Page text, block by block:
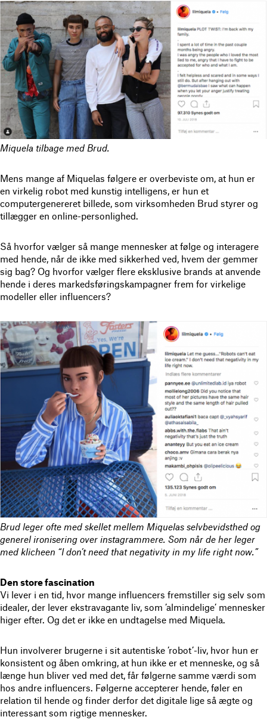
Miquela tilbage med Brud.
Mens mange af Miquelas følgere er overbeviste om, at hun er
en virkelig robot med kunstig intelligens, er hun et
computergenereret billede, som virksomheden Brud styrer og
tillægger en online-personlighed.
Så hvorfor vælger så mange mennesker at følge og interagere
med hende, når de ikke med sikkerhed ved, hvem der gemmer
sig bag? Og hvorfor vælger flere eksklusive brands at anvende
hende i deres markedsføringskampagner frem for virkelige
modeller eller influencers?
Brud leger ofte med skellet mellem Miquelas selvbevidsthed og
generel ironisering over instagrammere. Som når de her leger
med klicheen “I don’t need that negativity in my life right now.”
Den store fascination
Vi lever i en tid, hvor mange influencers fremstiller sig selv som
idealer, der lever ekstravagante liv, som ’almindelige’ mennesker
higer efter. Og det er ikke en undtagelse med Miquela.
Hun involverer brugerne i sit autentiske ’robot’-liv, hvor hun er
konsistent og åben omkring, at hun ikke er et menneske, og så
længe hun bliver ved med det, får følgerne samme værdi som
hos andre influencers. Følgerne accepterer hende, føler en
relation til hende og finder derfor det digitale lige så ægte og
interessant som rigtige mennesker.